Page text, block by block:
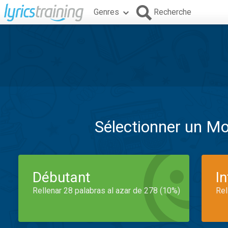
Genres Recherche
Sélectionner un
Débutant
Rellenar 28 palabras al azar de 278 (10%)